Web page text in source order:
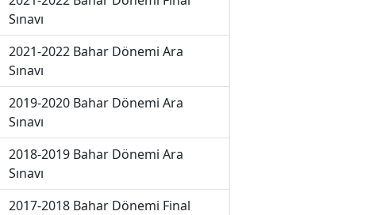
Sınavı
2021-2022 Bahar Dönemi Ara
Sınavı
2019-2020 Bahar Dönemi Ara
Sınavı
2018-2019 Bahar Dönemi Ara
Sınavı
2017-2018 Bahar Dönemi Final